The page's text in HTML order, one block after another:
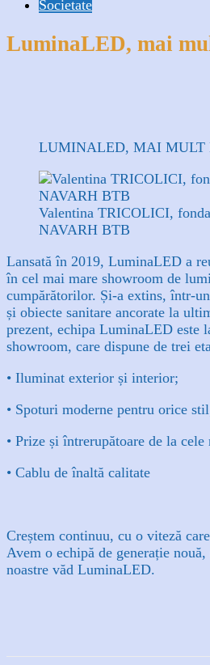
Societate
LuminaLED, mai
LUMINALED, MAI MULT
Valentina TRICOLICI,
NAVARH BTB
Lansată în 2019, LuminaLED a
în cel mai mare showroom de
cumpărătorilor. Și-a extins, într-
și obiecte sanitare ancorate la
prezent, echipa LuminaLED este
showroom, care dispune de trei
• Iluminat exterior și interior;
• Spoturi moderne pentru orice
• Prize și întrerupătoare de la
• Cablu de înaltă calitate
Creștem continuu, cu o viteză
Avem o echipă de generație
noastre văd LuminaLED.